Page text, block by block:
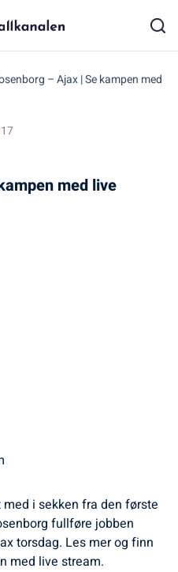
– Ajax | Se kampen med
med live
i sekken fra den første
fullføre jobben
torsdag. Les mer og finn
med live stream.